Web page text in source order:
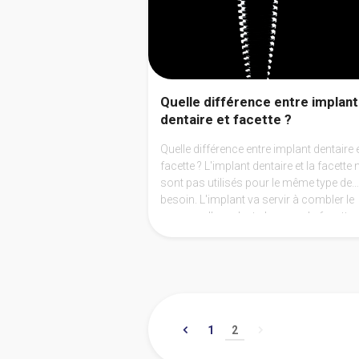
Quelle différence entre implant
dentaire et facette ?
Quelle différence entre implant dentaire
facette ? L'implant dentaire et la facette ne
sont pas utilisés pour le même type de
besoin. L'implant va servir à combler le
manque d'une dent alors que la facette
1 2